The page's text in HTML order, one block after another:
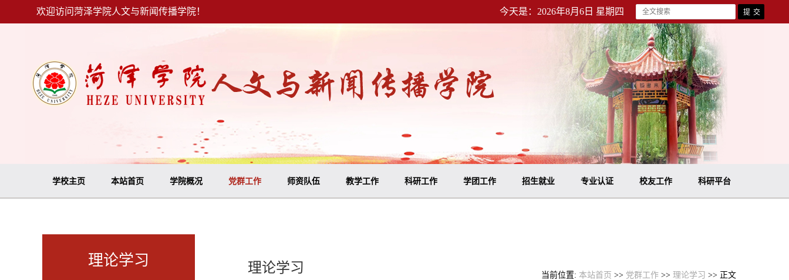
欢迎访问菏泽学院人文与新闻传播学院！ 今天是：2026年8月6日 星期四
学校主页 本站首页 学院概况 党群工作 师资队伍 教学工作 科研工作 学团工作 招生就业 专业认证 校友工作 科研平台
理论学习 理论学习 当前位置: 本站首页 >> 党群工作 >> 理论学习 >> 正文